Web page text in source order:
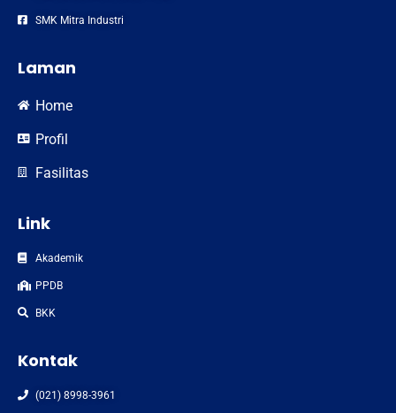
SMK Mitra Industri
Laman
Home
Profil
Fasilitas
Link
Akademik
PPDB
BKK
Kontak
(021) 8998-3961